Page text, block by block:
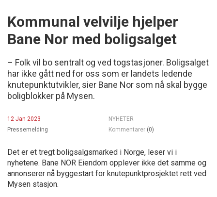
Kommunal velvilje hjelper
Bane Nor med boligsalget
– Folk vil bo sentralt og ved togstasjoner. Boligsalget
har ikke gått ned for oss som er landets ledende
knutepunktutvikler, sier Bane Nor som nå skal bygge
boligblokker på Mysen.
12 Jan 2023
NYHETER
Pressemelding
Kommentarer (0)
Det er et tregt boligsalgsmarked i Norge, leser vi i
nyhetene. Bane NOR Eiendom opplever ikke det samme og
annonserer nå byggestart for knutepunktprosjektet rett ved
Mysen stasjon.